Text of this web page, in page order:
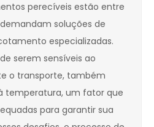
perecíveis estão entre
soluções de
especializadas.
serem sensíveis ao
o transporte, também
temperatura, um fator que
para garantir sua